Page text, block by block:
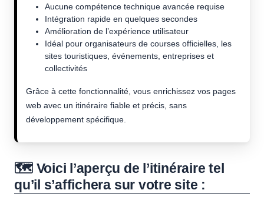
Aucune compétence technique avancée requise
Intégration rapide en quelques secondes
Amélioration de l’expérience utilisateur
Idéal pour organisateurs de courses officielles, les
sites touristiques, événements, entreprises et
collectivités
Grâce à cette fonctionnalité, vous enrichissez vos pages
web avec un itinéraire fiable et précis, sans
développement spécifique.
🗺️ Voici l’aperçu de l’itinéraire tel
qu’il s’affichera sur votre site :